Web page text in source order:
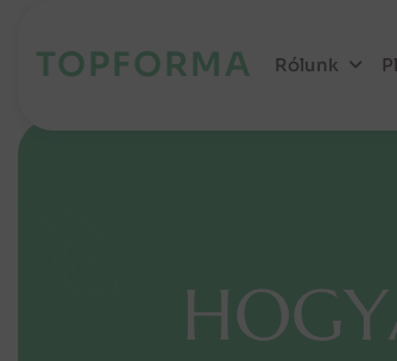
TOPFORMA Rólunk
HOGY